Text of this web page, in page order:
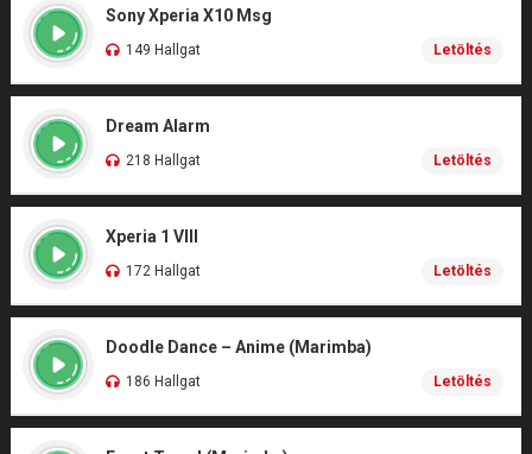
Sony Xperia X10 Msg
149 Hallgat Letöltés
Dream Alarm
218 Hallgat Letöltés
Xperia 1 VIII
172 Hallgat Letöltés
Doodle Dance – Anime (Marimba)
186 Hallgat Letöltés